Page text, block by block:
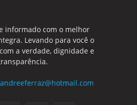
informado com o melhor
Levando para você o
a verdade, dignidade e